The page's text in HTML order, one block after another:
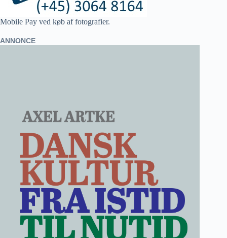
Mobile Pay ved køb af fotografier.
ANNONCE